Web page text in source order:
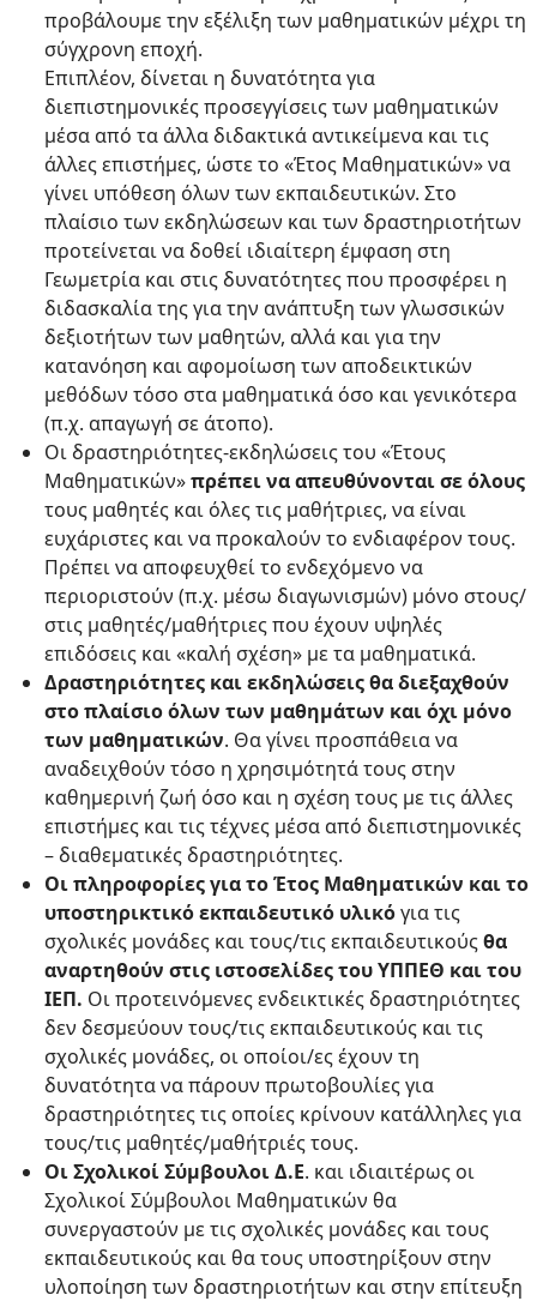
προβάλουμε την εξέλιξη των μαθηματικών μέχρι τη
σύγχρονη εποχή.
Επιπλέον, δίνεται η δυνατότητα για
διεπιστημονικές προσεγγίσεις των μαθηματικών
μέσα από τα άλλα διδακτικά αντικείμενα και τις
άλλες επιστήμες, ώστε το «Έτος Μαθηματικών» να
γίνει υπόθεση όλων των εκπαιδευτικών. Στο
πλαίσιο των εκδηλώσεων και των δραστηριοτήτων
προτείνεται να δοθεί ιδιαίτερη έμφαση στη
Γεωμετρία και στις δυνατότητες που προσφέρει η
διδασκαλία της για την ανάπτυξη των γλωσσικών
δεξιοτήτων των μαθητών, αλλά και για την
κατανόηση και αφομοίωση των αποδεικτικών
μεθόδων τόσο στα μαθηματικά όσο και γενικότερα
(π.χ. απαγωγή σε άτοπο).
Οι δραστηριότητες-εκδηλώσεις του «Έτους
Μαθηματικών»πρέπει να απευθύνονται σε όλους
τους μαθητές και όλες τις μαθήτριες, να είναι
ευχάριστες και να προκαλούν το ενδιαφέρον τους.
Πρέπει να αποφευχθεί το ενδεχόμενο να
περιοριστούν (π.χ. μέσω διαγωνισμών) μόνο στους/
στις μαθητές/μαθήτριες που έχουν υψηλές
επιδόσεις και «καλή σχέση» με τα μαθηματικά.
Δραστηριότητες και εκδηλώσεις θα διεξαχθούν
στο πλαίσιο όλων των μαθημάτων και όχι μόνο
των μαθηματικών. Θα γίνει προσπάθεια να
αναδειχθούν τόσο η χρησιμότητά τους στην
καθημερινή ζωή όσο και η σχέση τους με τις άλλες
επιστήμες και τις τέχνες μέσα από διεπιστημονικές
– διαθεματικές δραστηριότητες.
Οι πληροφορίες για το Έτος Μαθηματικών και το
υποστηρικτικό εκπαιδευτικό υλικόγια τις
σχολικές μονάδες και τους/τις εκπαιδευτικούςθα
αναρτηθούν στις ιστοσελίδες του ΥΠΠΕΘ και του
ΙΕΠ. Οι προτεινόμενες ενδεικτικές δραστηριότητες
δεν δεσμεύουν τους/τις εκπαιδευτικούς και τις
σχολικές μονάδες, οι οποίοι/ες έχουν τη
δυνατότητα να πάρουν πρωτοβουλίες για
δραστηριότητες τις οποίες κρίνουν κατάλληλες για
τους/τις μαθητές/μαθήτριές τους.
Οι Σχολικοί Σύμβουλοι Δ.Ε. και ιδιαιτέρως οι
Σχολικοί Σύμβουλοι Μαθηματικών θα
συνεργαστούν με τις σχολικές μονάδες και τους
εκπαιδευτικούς και θα τους υποστηρίξουν στην
υλοποίηση των δραστηριοτήτων και στην επίτευξη